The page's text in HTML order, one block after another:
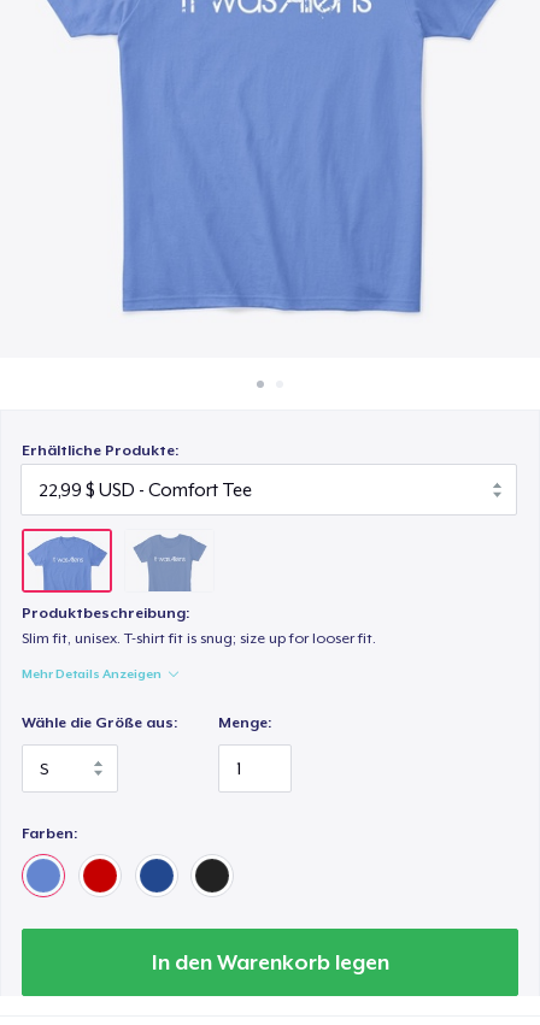
Erhältliche Produkte:
Produktbeschreibung:
Slim fit, unisex. T-shirt fit is snug; size up for looser fit.
Mehr Details Anzeigen
Wähle die Größe aus: Menge:
Farben:
In den Warenkorb legen